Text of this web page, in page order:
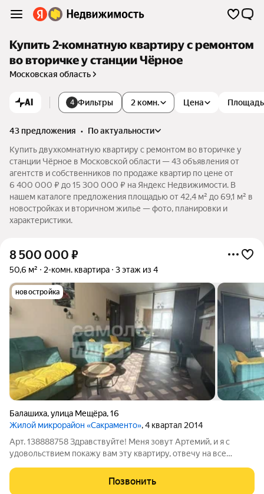
Купить 2-комнатную квартиру с ремонтом
во вторичке у станции Чёрное
Московская область
AI 4 Фильтры 2 комн. Цена Площадь
43 предложения •
по актуальности
Купить двухкомнатную квартиру с ремонтом во вторичке у
станции Чёрное в Московской области — 43 объявления от
агентств и собственников по продаже квартир по цене от
6 400 000 ₽ до 15 300 000 ₽ на Яндекс Недвижимости. В
нашем каталоге предложения площадью от 42,4 м² до 69,1 м² в
новостройках и вторичном жилье — фото, планировки и
характеристики.
8 500 000 ₽
50,6 м² 2-комн. квартира 3 этаж из 4
новостройка
Балашиха,улица Мещёра,16
Жилой микрорайон «Сакраменто», 4 квартал 2014
Арт. 138888758 Здравствуйте! Меня зовут Артемий, и я с
удовольствием покажу вам эту квартиру, отвечу на все
лишних сложностей. 2-комнатная квартира 50,6 м в Балашихе .
Готовые документы и
Позвонить